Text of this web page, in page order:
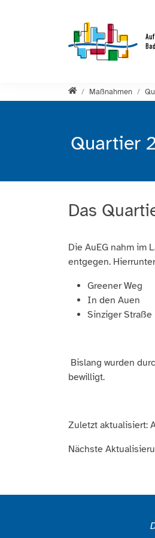
Startseite
Maßnahmen
Quartier
Das
Die AuEG nahm im
entgegen.
Greener Weg
In den Auen
Sinziger Straße
Bislang wurden
bewilligt.
Zuletzt aktualisiert:
Nächste